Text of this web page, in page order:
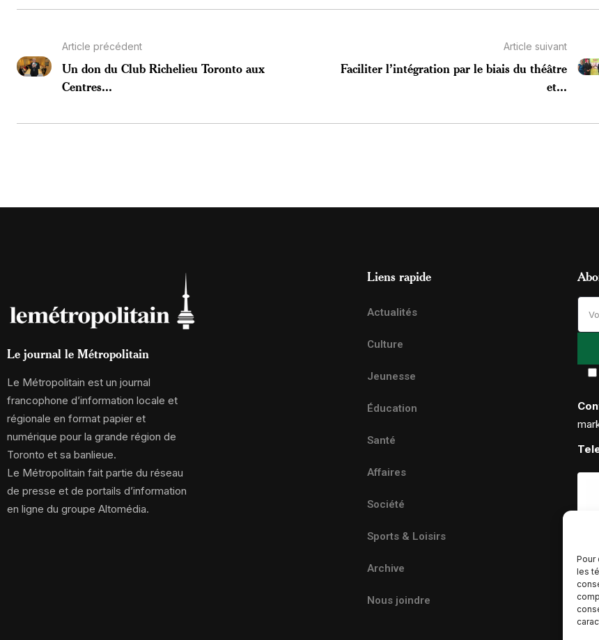
Pour
les
Article précédent
Un don du Club Richelieu Toronto aux
Centres...
Article suivant
Faciliter l’intégration par le biais du théâtre
et...
Le journal le Métropolitain
Le Métropolitain est un journal
francophone d’information locale et
régionale en format papier et
numérique pour la grande région de
Toronto et sa banlieue.
Le Métropolitain fait partie du réseau
de presse et de portails d’information
en ligne du groupe Altomédia.
Liens rapide
Actualités
Culture
Jeunesse
Éducation
Santé
Affaires
Société
Sports & Loisirs
Archive
Nous joindre